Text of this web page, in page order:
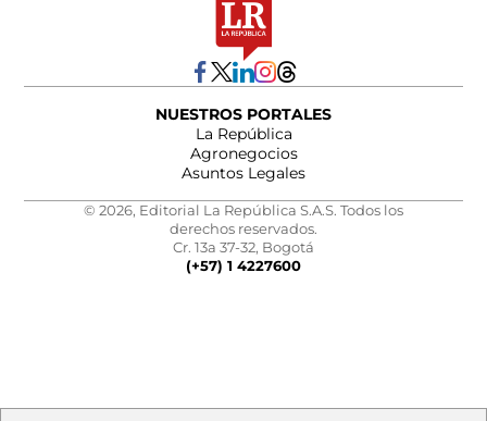
NUESTROS PORTALES
La República
Agronegocios
Asuntos Legales
© 2026, Editorial La República S.A.S. Todos los
derechos reservados.
Cr. 13a 37-32, Bogotá
(+57) 1 4227600